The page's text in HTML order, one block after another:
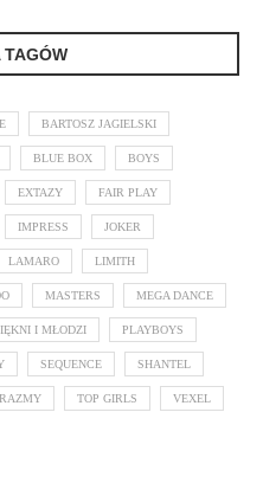
TAGÓW
BARTOSZ JAGIELSKI
BLUE BOX BOYS
EXTAZY FAIR PLAY
IMPRESS JOKER
LAMARO LIMITH
MASTERS MEGA DANCE
I MŁODZI PLAYBOYS
SEQUENCE SHANTEL
TOP GIRLS VEXEL